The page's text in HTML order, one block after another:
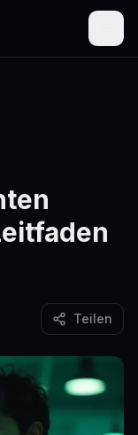
Teilen